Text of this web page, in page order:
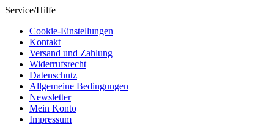
Service/Hilfe
Cookie-Einstellungen
Kontakt
Versand und Zahlung
Widerrufsrecht
Datenschutz
Allgemeine Bedingungen
Newsletter
Mein Konto
Impressum